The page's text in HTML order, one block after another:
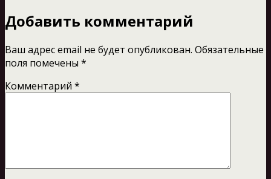
Добавить комментарий
Ваш адрес email не будет опубликован. Обязательные
поля помечены *
Комментарий *